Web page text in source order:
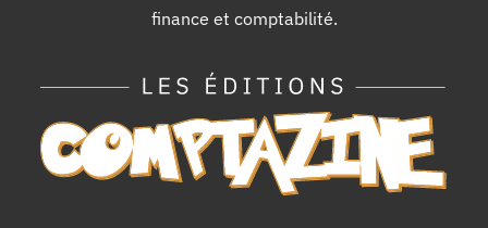
finance et comptabilité.